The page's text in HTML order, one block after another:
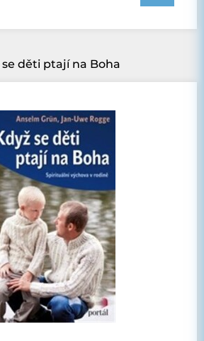
se děti ptají na Boha